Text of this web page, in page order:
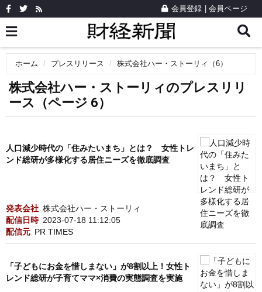
会員登録 会員ページ
ホーム プレスリリース 株式会社ハー・ストーリィ（6）
株式会社ハー・ストーリィのプレスリリ
ース（ページ 6）
人口減少時代の「住みたいまち」とは？ 女性トレ
ンド総研が多様化する居住ニーズを徹底調査
発表会社 株式会社ハー・ストーリィ
配信日時 2023-07-18 11:12:05
配信元 PR TIMES
「子どもにお金を惜しまない」が8割以上！女性ト
レンド総研が子育てママ×消費の実態調査を実施